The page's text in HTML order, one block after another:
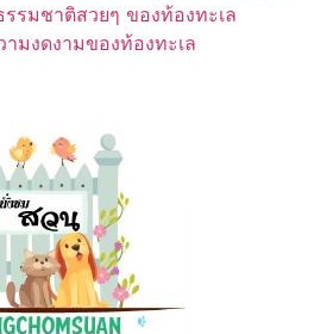
รรมชาติสวยๆ ของท้องทะเล
มงดงามของท้องทะเล